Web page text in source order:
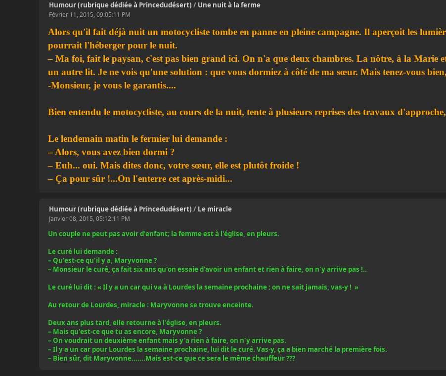
Humour (rubrique dédiée à Princedudésert) / Une nuit à la ferme
Février 11, 2015, 09:05:11 PM
Alors qu'il fait déjà nuit un motocycliste tombe en panne en pleine campagne. Il aperçoit les
pourrait l'héberger pour le nuit.
– Ma foi, fait le paysan, c'est pas bien grand ici. On n'a que deux chambres. La nôtre, à la Marie
un autre lit. Je ne vois qu'une solution : que vous dormiez à côté de ma sœur. Mais tenez-vous
-Monsieur, je vous le garantis....
Bien entendu le motocycliste, au cours de la nuit, tente à plusieurs reprises des travaux
Le lendemain matin le fermier lui demande :
– Alors, vous avez bien dormi ?
– Euh... oui. Mais dites donc, votre sœur, elle est plutôt froide !
– Ça pour sûr !...On l'enterre cet après-midi...
Humour (rubrique dédiée à Princedudésert) / Le miracle
Janvier 08, 2015, 05:12:11 PM
Un couple ne peut pas avoir d'enfant; la femme est à l'église, en pleurs.
Le curé lui demande :
– Qu'est-ce qu'il y a, Maryvonne ?
– Monsieur le curé, ça fait six ans qu'on essaie d'avoir un enfant et rien à faire, on n'y arrive pas !..
Le curé lui dit : « Il y a un car qui va à Lourdes la semaine prochaine ; on ne sait jamais, vas-y ! »
Au retour de Lourdes, miracle : Maryvonne se trouve enceinte.
Deux ans plus tard, elle retourne à l'église, en pleurs.
– Mais qu'est-ce que tu as encore, Maryvonne ?
– On voudrait un deuxième enfant mais y'a rien à faire, on n'y arrive pas.
– Il y a un car pour Lourdes la semaine prochaine, lui dit le curé. Vas-y, ça a bien marché la première fois.
– Bien sûr, dit Maryvonne.......Mais est-ce que ce sera le même chauffeur ???